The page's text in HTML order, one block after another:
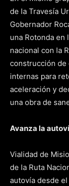
de la Travesía
Gobernador
una Rotonda en
nacional con la
construcción de
internas para
aceleración y
una obra de
Avanza la
Vialidad de
de la Ruta
autovía desde